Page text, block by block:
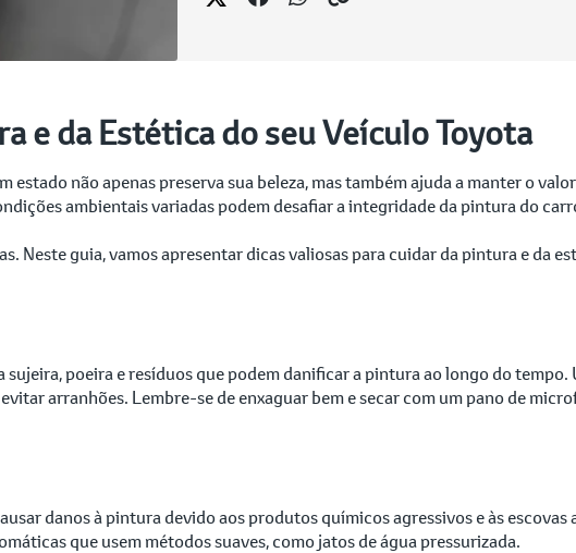
e da Estética do seu Veículo Toyota
não apenas preserva sua beleza, mas também ajuda a manter o
ambientais variadas podem desafiar a integridade da pintura do
Neste guia, vamos apresentar dicas valiosas para cuidar da pintura e da
poeira e resíduos que podem danificar a pintura ao longo do tempo.
arranhões. Lembre-se de enxaguar bem e secar com um pano de
danos à pintura devido aos produtos químicos agressivos e às escovas
que usem métodos suaves, como jatos de água pressurizada.